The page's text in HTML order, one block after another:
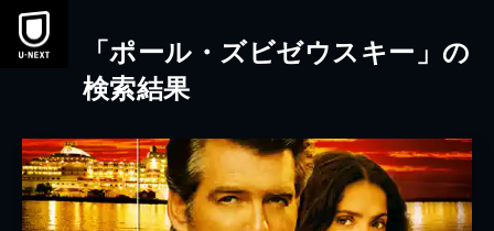
本文へスキップ
「ポール・ズビゼウスキー」の
検索結果